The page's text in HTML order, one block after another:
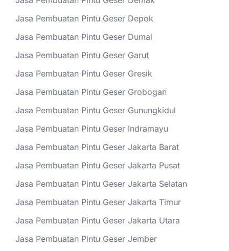
Jasa Pembuatan Pintu Geser Depok
Jasa Pembuatan Pintu Geser Dumai
Jasa Pembuatan Pintu Geser Garut
Jasa Pembuatan Pintu Geser Gresik
Jasa Pembuatan Pintu Geser Grobogan
Jasa Pembuatan Pintu Geser Gunungkidul
Jasa Pembuatan Pintu Geser Indramayu
Jasa Pembuatan Pintu Geser Jakarta Barat
Jasa Pembuatan Pintu Geser Jakarta Pusat
Jasa Pembuatan Pintu Geser Jakarta Selatan
Jasa Pembuatan Pintu Geser Jakarta Timur
Jasa Pembuatan Pintu Geser Jakarta Utara
Jasa Pembuatan Pintu Geser Jember